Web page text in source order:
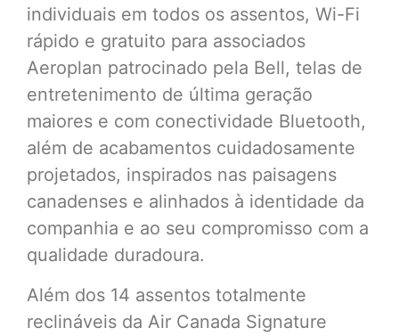
individuais em todos os assentos, Wi-Fi
rápido e gratuito para associados
Aeroplan patrocinado pela Bell, telas de
entretenimento de última geração
maiores e com conectividade Bluetooth,
além de acabamentos cuidadosamente
projetados, inspirados nas paisagens
canadenses e alinhados à identidade da
companhia e ao seu compromisso com a
qualidade duradoura.
Além dos 14 assentos totalmente
reclináveis da Air Canada Signature